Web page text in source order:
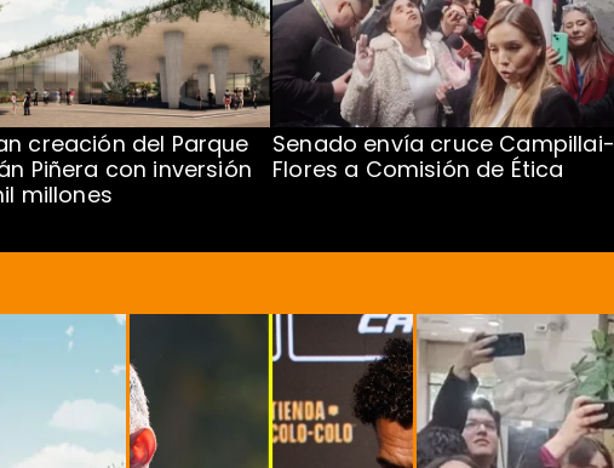
creación del Parque
Piñera con inversión
millones
Senado envía cruce Campillai-
Flores a Comisión de Ética